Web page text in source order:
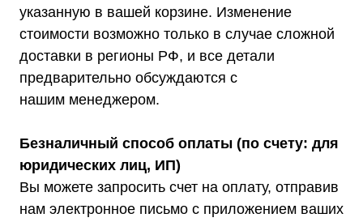
указанную в вашей корзине. Изменение
стоимости возможно только в случае сложной
доставки в регионы РФ, и все детали
предварительно обсуждаются с
нашим менеджером.
Безналичный способ оплаты (по счету: для
юридических лиц, ИП)
Вы можете запросить счет на оплату, отправив
нам электронное письмо с приложением ваших
О компании
Доставка
Оплата
Статьи
Контакты
Условия оформления заказа
Реквизиты